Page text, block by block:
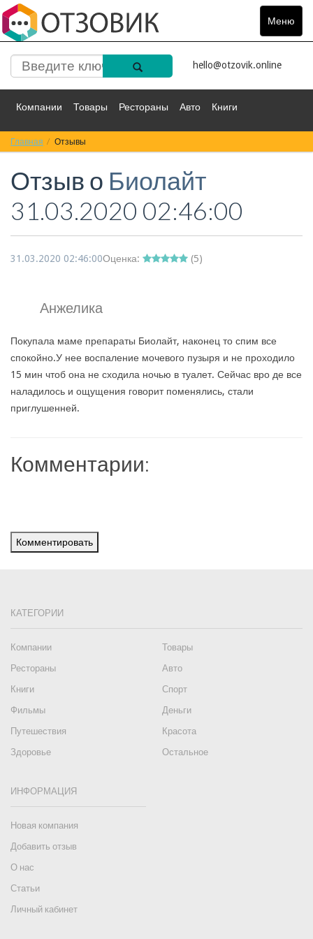
Меню
Toggle
hello@otzovik.online
Компании Товары Рестораны Авто Книги
Спорт Фильмы
Красота Здоровье Остальное
Главная Отзывы
Отзыв о Биолайт
31.03.2020 02:46:00
31.03.2020 02:46:00Оценка: (5)
Анжелика
Покупала маме препараты Биолайт, наконец то спим все
спокойно.У нее воспаление мочевого пузыря и не проходило
15 мин чтоб она не сходила ночью в туалет. Сейчас вро де все
наладилось и ощущения говорит поменялись, стали
приглушенней.
Комментарии:
Комментировать
КАТЕГОРИИ
Компании
Товары
Рестораны
Авто
Книги
Спорт
Фильмы
Деньги
Путешествия
Красота
Здоровье
Остальное
ИНФОРМАЦИЯ
Новая компания
Добавить отзыв
О нас
Статьи
Личный кабинет